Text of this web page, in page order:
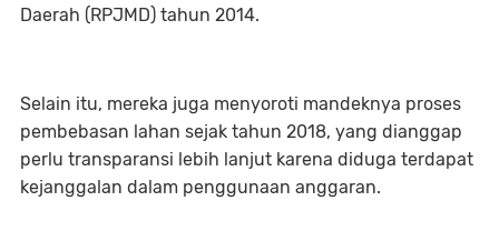
Daerah (RPJMD) tahun 2014.
Selain itu, mereka juga menyoroti mandeknya proses
pembebasan lahan sejak tahun 2018, yang dianggap
perlu transparansi lebih lanjut karena diduga terdapat
kejanggalan dalam penggunaan anggaran.